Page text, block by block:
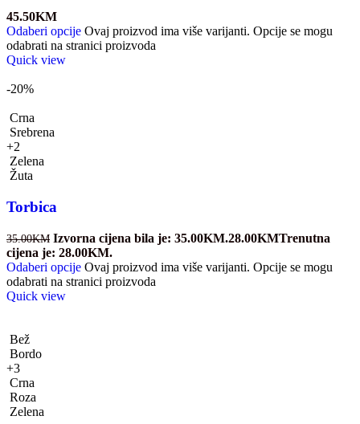
45.50KM
Odaberi opcije Ovaj proizvod ima više varijanti. Opcije se mogu
odabrati na stranici proizvoda
Quick view
-20%
Crna
Srebrena
+2
Zelena
Žuta
Torbica
35.00KM Izvorna cijena bila je: 35.00KM.28.00KMTrenutna
cijena je: 28.00KM.
Odaberi opcije Ovaj proizvod ima više varijanti. Opcije se mogu
odabrati na stranici proizvoda
Quick view
Bež
Bordo
+3
Crna
Roza
Zelena